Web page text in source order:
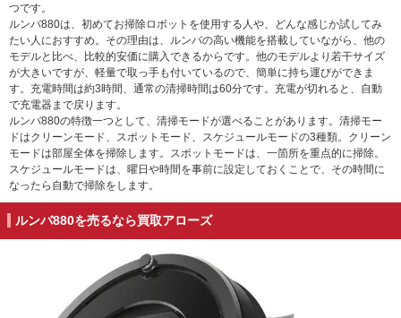
つです。
ルンバ880は、初めてお掃除ロボットを使用する人や、どんな感じか試してみ
たい人におすすめ。その理由は、ルンバの高い機能を搭載していながら、他の
モデルと比べ、比較的安価に購入できるからです。他のモデルより若干サイズ
が大きいですが、軽量で取っ手も付いているので、簡単に持ち運びができま
す。充電時間は約3時間、通常の清掃時間は60分です。充電が切れると、自動
で充電器まで戻ります。
ルンバ880の特徴一つとして、清掃モードが選べることがあります。清掃モー
ドはクリーンモード、スポットモード、スケジュールモードの3種類。クリーン
モードは部屋全体を掃除します。スポットモードは、一箇所を重点的に掃除。
スケジュールモードは、曜日や時間を事前に設定しておくことで、その時間に
なったら自動で掃除をします。
ルンバ880を売るなら買取アローズ